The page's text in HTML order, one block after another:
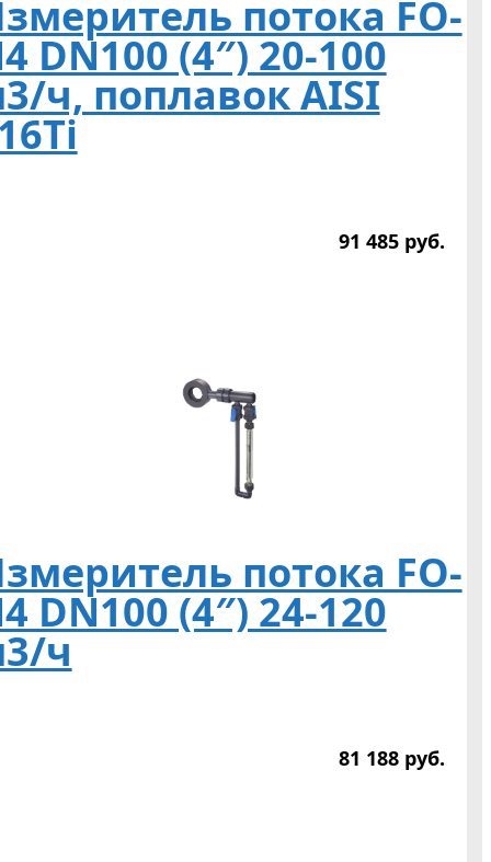
потока FO-
DN100 (4″) 20-100
ч, поплавок AISI
91 485 руб.
потока FO-
DN100 (4″) 24-120
ч
81 188 руб.